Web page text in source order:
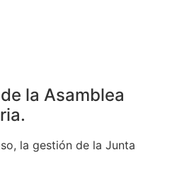
la Asamblea
la gestión de la Junta